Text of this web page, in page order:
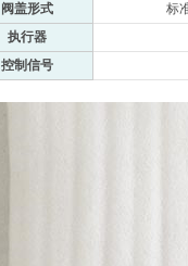
阀盖形式
标
执行器
控制信号